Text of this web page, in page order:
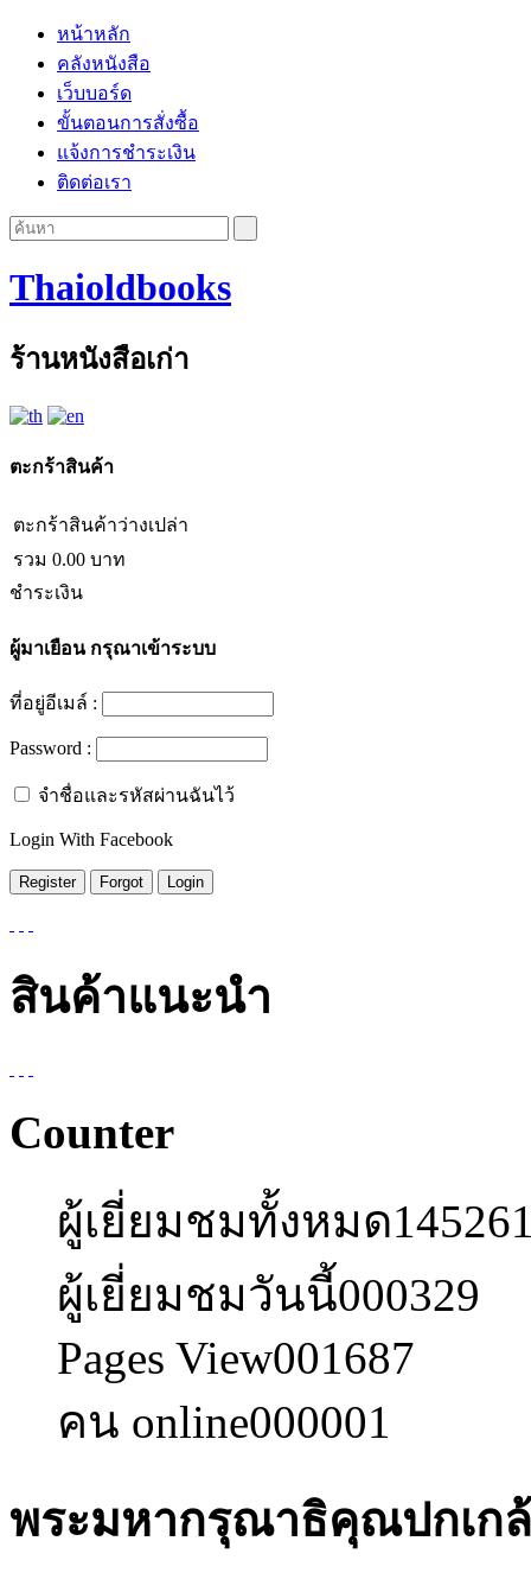
หน้าหลัก
คลังหนังสือ
เว็บบอร์ด
ขั้นตอนการสั่งซื้อ
แจ้งการชำระเงิน
ติดต่อเรา
Thaioldbooks
ร้านหนังสือเก่า
ตะกร้าสินค้า
ตะกร้าสินค้าว่างเปล่า
รวม 0.00 บาท
ชำระเงิน
ผู้มาเยือนกรุณาเข้าระบบ
ที่อยู่อีเมล์ :
Password :
จำชื่อและรหัสผ่านฉันไว้
Login With Facebook
สินค้าแนะนำ
Counter
ผู้เยี่ยมชมทั้งหมด
ผู้เยี่ยมชมวันนี้000329
Pages View001687
คน online000001
พระมหากรุณาธิคุณปกเก